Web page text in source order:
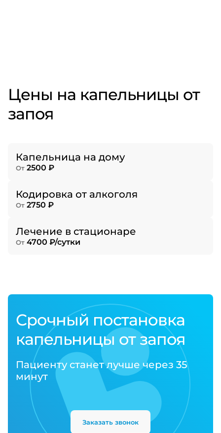
Цены на капельницы от
запоя
Капельница на дому
От 2500 ₽
Кодировка от алкоголя
От 2750 ₽
Лечение в стационаре
От 4700 ₽/сутки
Срочный постановка
капельницы от запоя
Пациенту станет лучше через 35
минут
Заказать звонок